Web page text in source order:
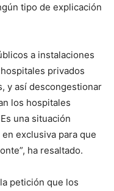
tipo de explicación
a instalaciones
privados
y así descongestionar
los hospitales
una situación
exclusiva para que
ha resaltado.
petición que los